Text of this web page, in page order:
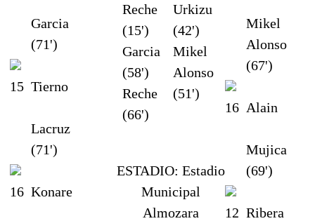
Garcia
(71')
15 Tierno
Lacruz
(71')
16 Konare
Reche
(15')
Garcia
(58')
Reche
(66')
Urkizu
(42')
Mikel
Alonso
(51')
ESTADIO: Estadio
Municipal
Almozara
Mikel
Alonso
(67')
16 Alain
Mujica
(69')
12 Ribera